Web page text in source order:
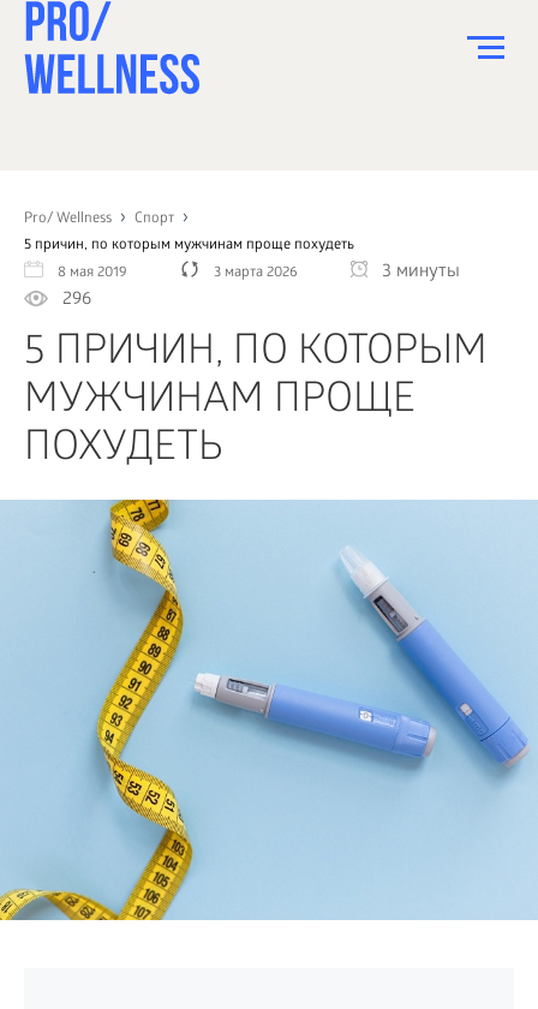
Pro/ Wellness
Спорт
5 причин, по которым мужчинам проще похудеть
8 мая 2019
3 марта 2026
3 минуты
296
5 ПРИЧИН, ПО КОТОРЫМ
МУЖЧИНАМ ПРОЩЕ
ПОХУДЕТЬ
СПОРТ
ЗДОРОВЬЕ
КРАСОТА
ПСИХОЛОГИЯ
ДЕТИ
ДОМ
КАК?
БИЗНЕС